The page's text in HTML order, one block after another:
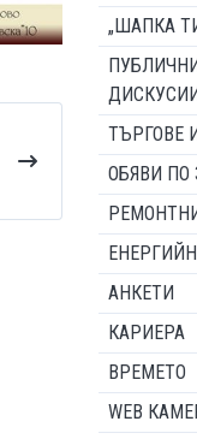
„ШАПКА
ТЪРГОВЕ
ОБЯВИ ПО
АНКЕТИ
КАРИЕРА
ВРЕМЕТО
WEB